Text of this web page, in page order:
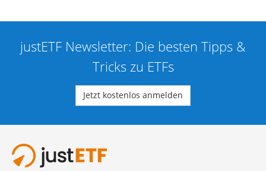
justETF Newsletter: Die besten Tipps &
Tricks zu ETFs
Jetzt kostenlos anmelden